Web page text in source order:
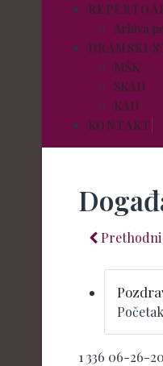
Arhiva
DRAMSKI
MŠK
SKAD
KAD
KONTAKT
Početak
1 336 06-26-